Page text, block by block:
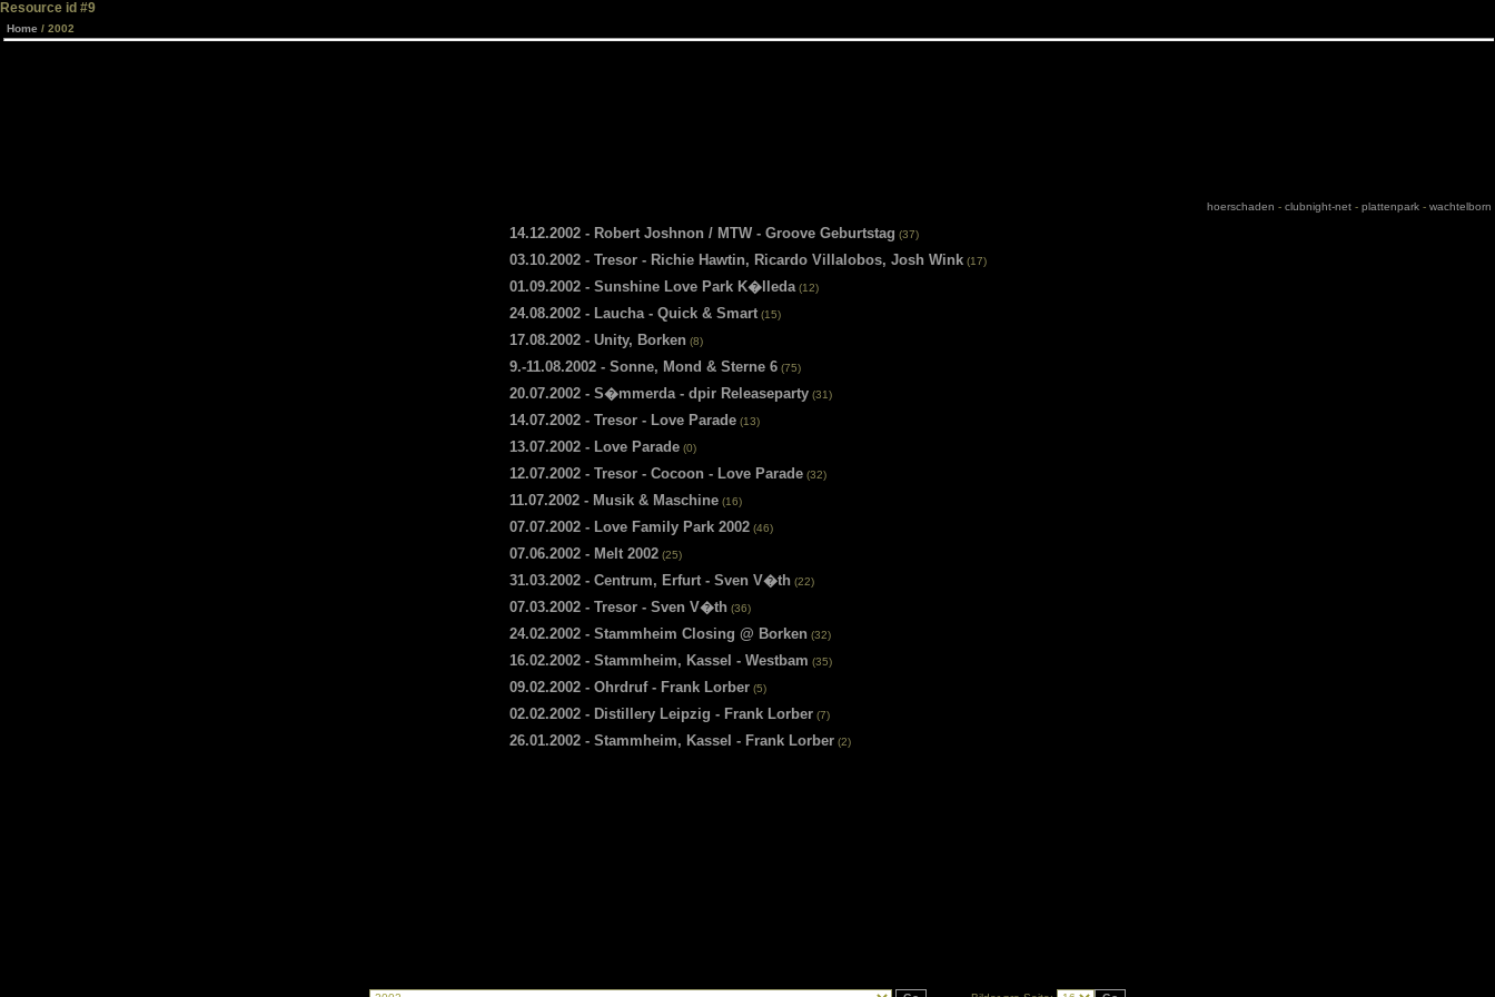
Resource id #9
Home / 2002
hoerschaden - clubnight-net - plattenpark - wachtelborn
14.12.2002 - Robert Joshnon / MTW - Groove Geburtstag (37)
03.10.2002 - Tresor - Richie Hawtin, Ricardo Villalobos, Josh Wink(17)
01.09.2002 - Sunshine Love Park K�lleda(12)
24.08.2002 - Laucha - Quick & Smart(15)
17.08.2002 - Unity, Borken (8)
9.-11.08.2002 - Sonne, Mond & Sterne 6(75)
20.07.2002 - S�mmerda - dpir Releaseparty(31)
14.07.2002 - Tresor - Love Parade(13)
13.07.2002 - Love Parade(0)
12.07.2002 - Tresor - Cocoon - Love Parade(32)
11.07.2002 - Musik & Maschine(16)
07.07.2002 - Love Family Park 2002(46)
07.06.2002 - Melt 2002(25)
31.03.2002 - Centrum, Erfurt - Sven V�th (22)
07.03.2002 - Tresor - Sven V�th (36)
24.02.2002 - Stammheim Closing @ Borken (32)
16.02.2002 - Stammheim, Kassel - Westbam (35)
09.02.2002 - Ohrdruf - Frank Lorber(5)
02.02.2002 - Distillery Leipzig - Frank Lorber(7)
26.01.2002 - Stammheim, Kassel - Frank Lorber(2)